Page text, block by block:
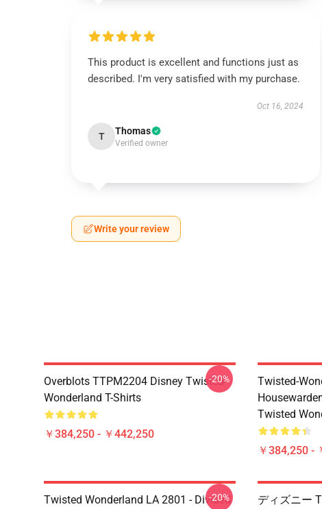
This product is excellent and functions just as
described. I'm very satisfied with my purchase.
Oct 16, 2024
T Thomas
Verified owner
Write your review
Overblots TTPM2204 Disney Twisted
Wonderland T-Shirts
￥384,250 - ￥442,250
-20%
Twisted-
Twisted
￥384,250 -
Twisted Wonderland LA 2801 - Divided
-20%
ディズニー